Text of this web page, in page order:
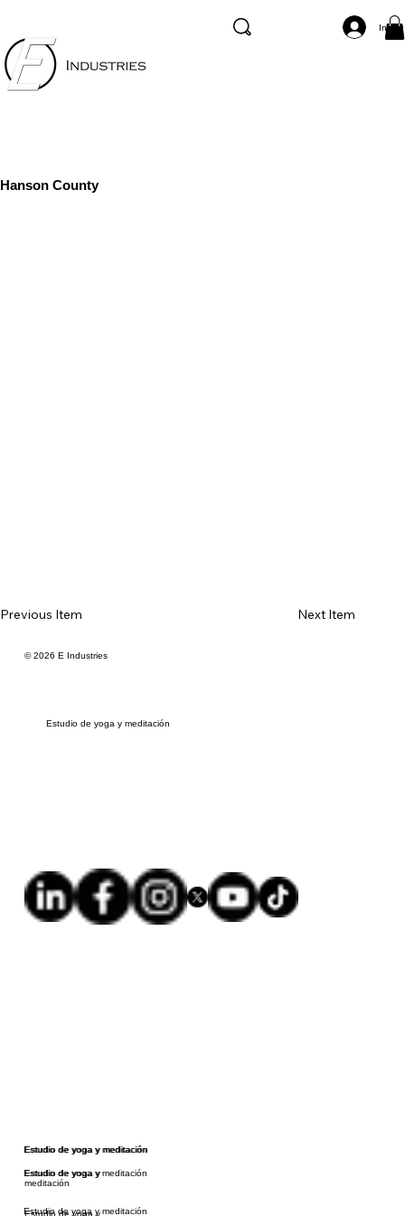
Hanson County
Previous Item Next Item
Estudio de yoga y meditación
© 2026 E Industries
Estudio de yoga y meditación
Estudio de yoga y